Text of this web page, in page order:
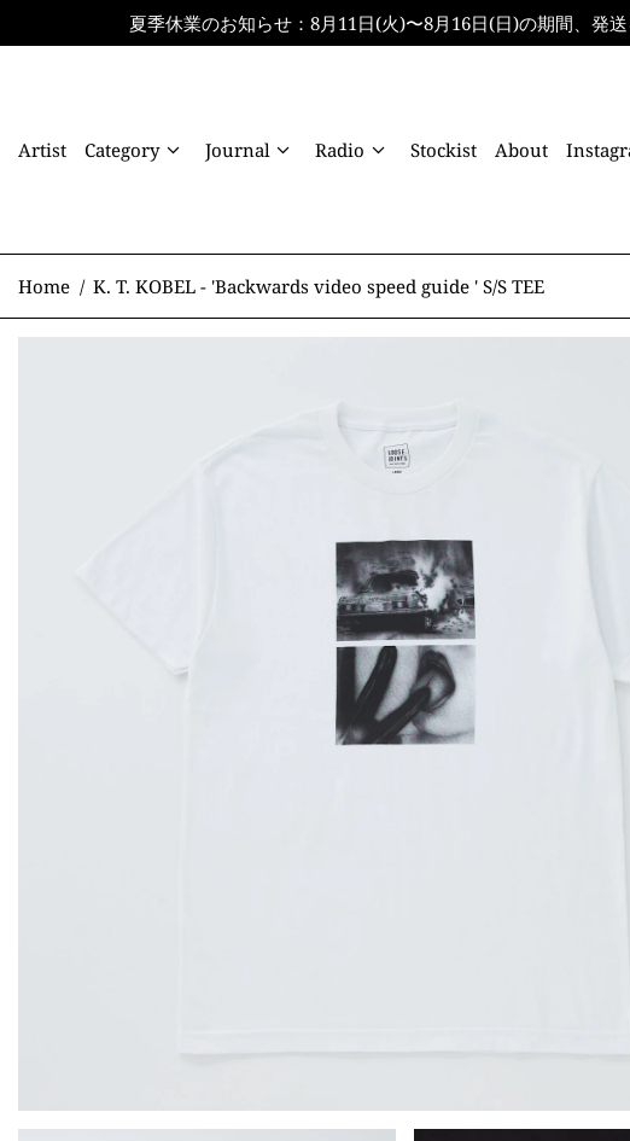
夏季休業のお知らせ：8月11日(火)〜8月16日(日)の期間、
Artist Category Journal Radio Stockist About
Home / K. T. KOBEL - 'Backwards video speed guide ' S/S TEE